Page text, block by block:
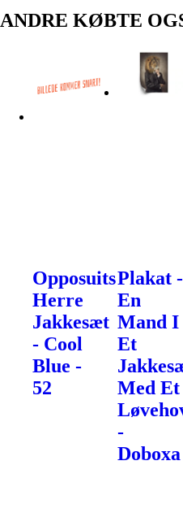
ANDRE KØBTE
Opposuits
Herre
Jakkesæt
- Cool
Blue -
52
Plakat -
En
Mand I
Et
Med Et
-
Doboxa